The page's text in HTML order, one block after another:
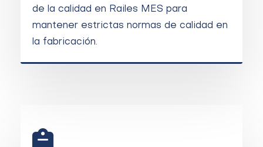
de la calidad en Railes MES para
mantener estrictas normas de calidad en
la fabricación.